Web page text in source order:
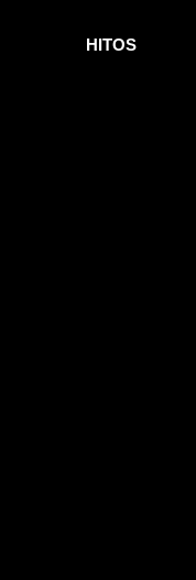
HITOS